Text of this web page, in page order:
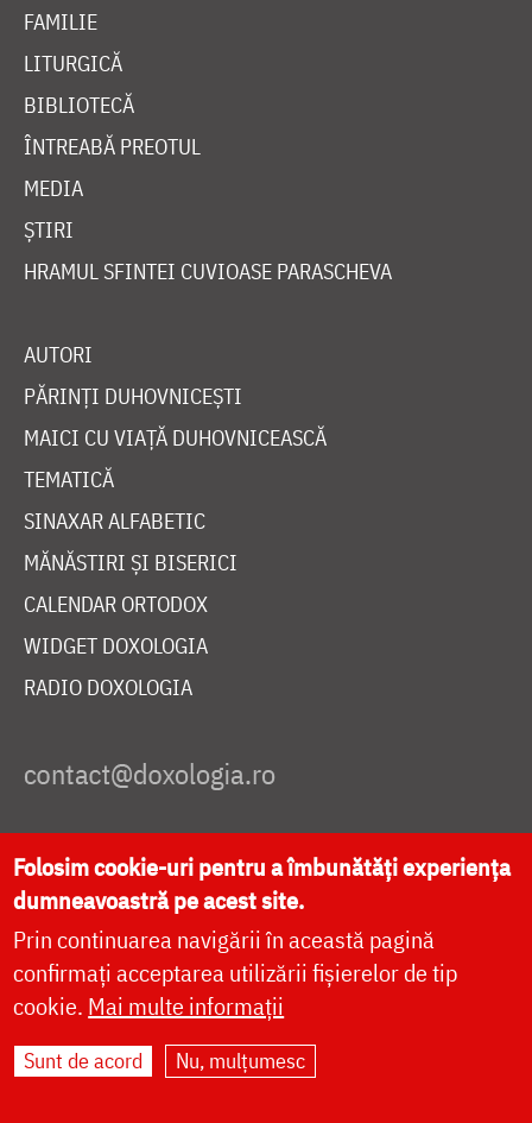
FAMILIE
LITURGICĂ
BIBLIOTECĂ
ÎNTREABĂ PREOTUL
MEDIA
ȘTIRI
HRAMUL SFINTEI CUVIOASE PARASCHEVA
AUTORI
PĂRINȚI DUHOVNICEȘTI
MAICI CU VIAȚĂ DUHOVNICEASCĂ
TEMATICĂ
SINAXAR ALFABETIC
MĂNĂSTIRI ȘI BISERICI
CALENDAR ORTODOX
WIDGET DOXOLOGIA
RADIO DOXOLOGIA
POLITICA DE COOKIES
DONEAZĂ ONLINE PENTRU CATEDRALA NAȚIONALĂ
LIVE
Folosim cookie-uri pentru a îmbunătăți experiența
dumneavoastră pe acest site.
Prin continuarea navigării în această pagină
confirmați acceptarea utilizării fișierelor de tip
cookie. Mai multe informații
Sunt de acord Nu, mulțumesc